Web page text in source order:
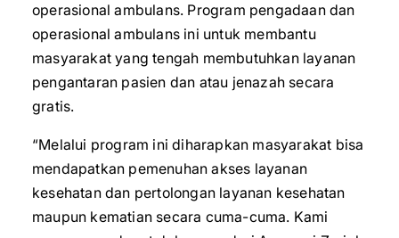
operasional ambulans. Program pengadaan dan
operasional ambulans ini untuk membantu
masyarakat yang tengah membutuhkan layanan
pengantaran pasien dan atau jenazah secara
gratis.
“Melalui program ini diharapkan masyarakat bisa
mendapatkan pemenuhan akses layanan
kesehatan dan pertolongan layanan kesehatan
maupun kematian secara cuma-cuma. Kami